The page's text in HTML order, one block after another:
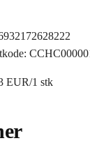
EUR/1 stk